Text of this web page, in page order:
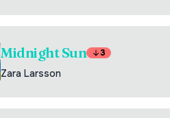
Midnight Sun 3
Zara Larsson